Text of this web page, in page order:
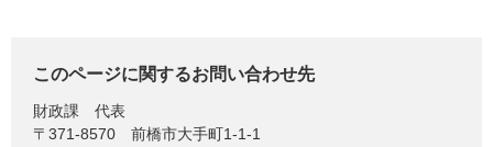
このページに関するお問い合わせ先
財政課
代表
〒371-8570
前橋市大手町1-1-1